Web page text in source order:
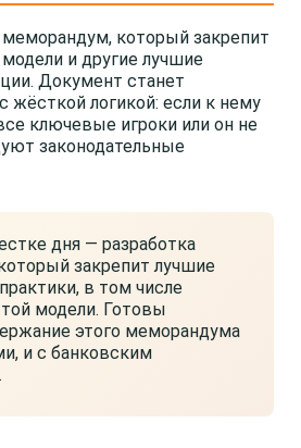
который закрепит
и другие лучшие
Документ станет
жёсткой логикой: если к нему
ключевые игроки или он не
законодательные
дня — разработка
закрепит лучшие
в том числе
модели. Готовы
этого меморандума
и с банковским